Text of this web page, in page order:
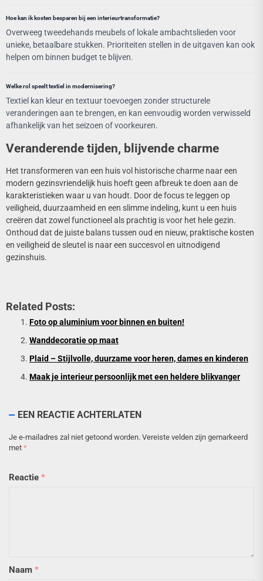
Hoe kan ik kosten besparen bij een interieurtransformatie?
Overweeg tweedehands meubels of lokale ambachtslieden voor
unieke, betaalbare stukken. Prioriteiten stellen in de uitgaven kan ook
helpen om binnen budget te blijven.
Welke rol speelt textiel in modernisering?
Textiel kan kleur en textuur toevoegen zonder structurele
veranderingen aan te brengen, en kan eenvoudig worden verwisseld
afhankelijk van het seizoen of voorkeuren.
Veranderende tijden, blijvende charme
Het transformeren van een huis vol historische charme naar een
modern gezinsvriendelijk huis hoeft geen afbreuk te doen aan de
karakteristieken waar u van houdt. Door de focus te leggen op
veiligheid, duurzaamheid en een slimme indeling, kunt u een huis
creëren dat zowel functioneel als prachtig is voor het hele gezin.
Onthoud dat de juiste balans tussen oud en nieuw, praktische kosten
en veiligheid de sleutel is naar een succesvol en uitnodigend
gezinshuis.
Related Posts:
Foto op aluminium voor binnen en buiten!
Wanddecoratie op maat
Plaid – Stijlvolle, duurzame voor heren, dames en kinderen
Maak je interieur persoonlijk met een heldere blikvanger
EEN REACTIE ACHTERLATEN
Je e-mailadres zal niet getoond worden. Vereiste velden zijn gemarkeerd
met *
Reactie *
Naam *